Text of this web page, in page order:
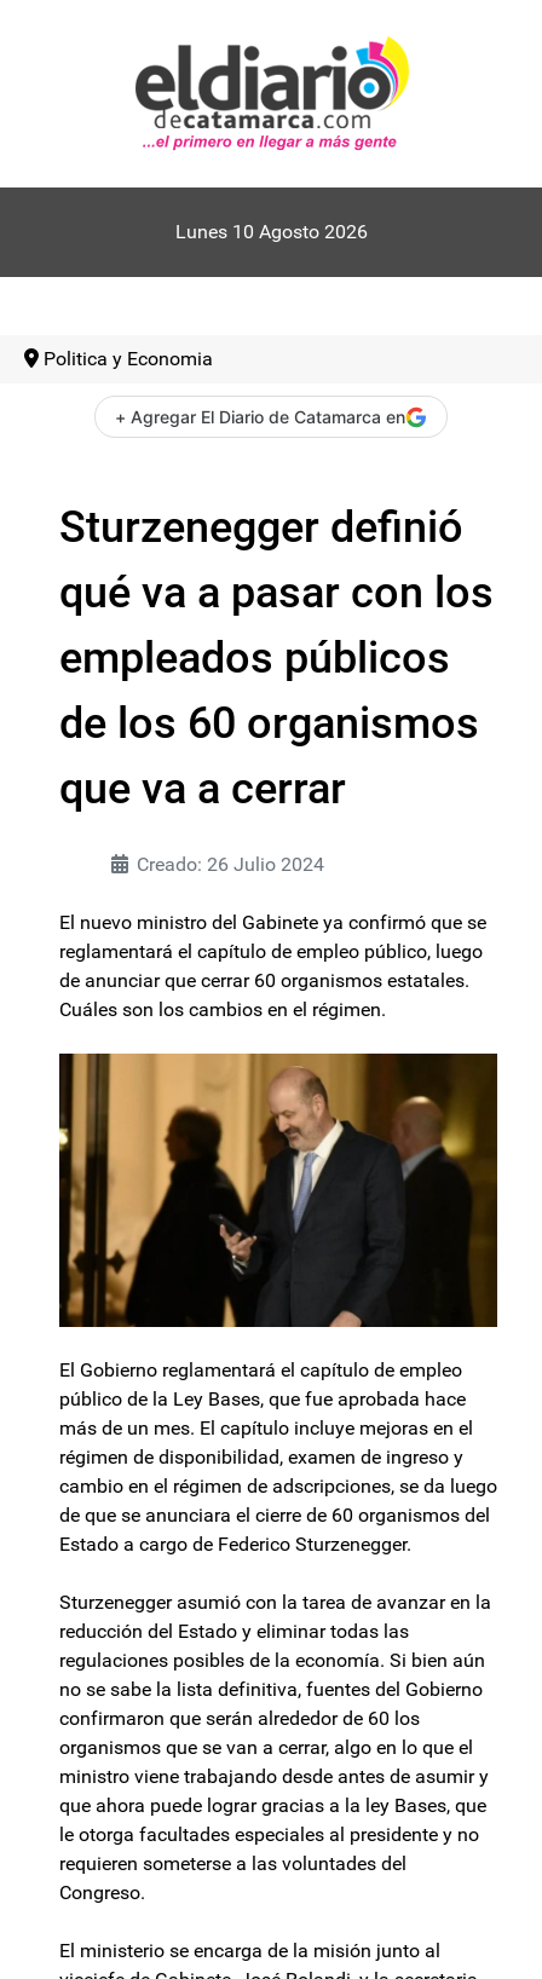
Lunes 10 Agosto 2026
Politica y Economia
+ Agregar El Diario de Catamarca en
Sturzenegger definió
qué va a pasar con los
empleados públicos
de los 60 organismos
que va a cerrar
Creado: 26 Julio 2024
El nuevo ministro del Gabinete ya confirmó que se
reglamentará el capítulo de empleo público, luego
de anunciar que cerrar 60 organismos estatales.
Cuáles son los cambios en el régimen.
El Gobierno reglamentará el capítulo de empleo
público de la Ley Bases, que fue aprobada hace
más de un mes. El capítulo incluye mejoras en el
régimen de disponibilidad, examen de ingreso y
cambio en el régimen de adscripciones, se da luego
de que se anunciara el cierre de 60 organismos del
Estado a cargo de Federico Sturzenegger.
Sturzenegger asumió con la tarea de avanzar en la
reducción del Estado y eliminar todas las
regulaciones posibles de la economía. Si bien aún
no se sabe la lista definitiva, fuentes del Gobierno
confirmaron que serán alrededor de 60 los
organismos que se van a cerrar, algo en lo que el
ministro viene trabajando desde antes de asumir y
que ahora puede lograr gracias a la ley Bases, que
le otorga facultades especiales al presidente y no
requieren someterse a las voluntades del
Congreso.
El ministerio se encarga de la misión junto al